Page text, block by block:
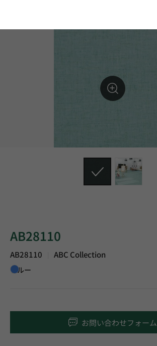
AB28110
AB28110 ABC Collection
ブルー
お問い合わせフォーム